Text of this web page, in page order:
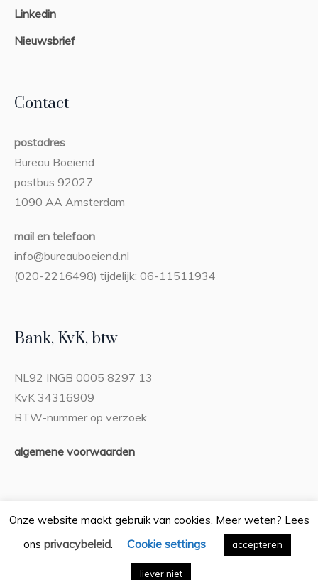
Linkedin
Nieuwsbrief
Contact
postadres
Bureau Boeiend
postbus 92027
1090 AA Amsterdam
mail en telefoon
info@bureauboeiend.nl
(020-2216498) tijdelijk: 06-11511934
Bank, KvK, btw
NL92 INGB 0005 8297 13
KvK 34316909
BTW-nummer op verzoek
algemene voorwaarden
Privacybeleid/ Bureau Boeiend © 2026 / Alle rechten
voorbehouden
Onze website maakt gebruik van cookies. Meer weten? Lees
ons privacybeleid. Cookie settings accepteren
liever niet